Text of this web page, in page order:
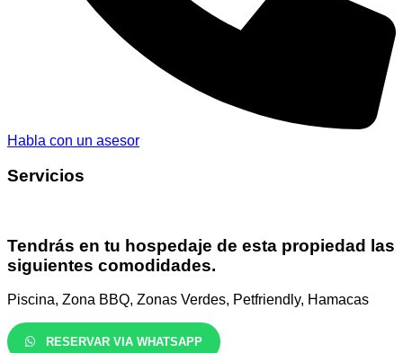
Habla con un asesor
Servicios
Tendrás en tu hospedaje de esta propiedad las
siguientes comodidades.
Piscina, Zona BBQ, Zonas Verdes, Petfriendly, Hamacas
RESERVAR VIA WHATSAPP